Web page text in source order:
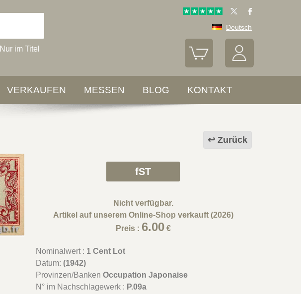
Nur im Titel
Deutsch
VERKAUFEN MESSEN BLOG KONTAKT
Zurück
fST
Nicht verfügbar.
Artikel auf unserem Online-Shop verkauft (2026)
Preis : 6.00€
Nominalwert : 1 Cent Lot
Datum: (1942)
Provinzen/BankenOccupation Japonaise
N° im Nachschlagewerk : P.09a